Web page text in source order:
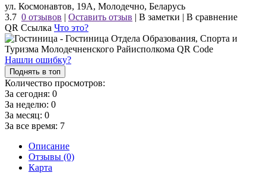
ул. Космонавтов, 19А, Молодечно, Беларусь
3.7 0 отзывов | Оставить отзыв | В заметки | В сравнение
QR Ссылка Что это?
Нашли ошибку?
Поднять в топ
Количество просмотров:
За сегодня: 0
За неделю: 0
За месяц: 0
За все время: 7
Описание
Отзывы (0)
Карта